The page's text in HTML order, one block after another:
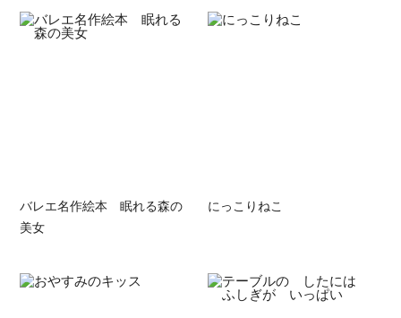
バレエ名作絵本 眠れる森の
美女
にっこりねこ